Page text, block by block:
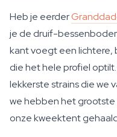
Heb je eerder
je de druif-
kant voegt een lichtere,
die het hele profiel
lekkerste strains die we
we hebben het
onze kweektent